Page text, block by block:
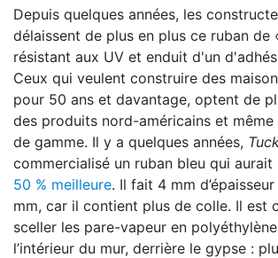
Depuis quelques années, les
délaissent de plus en plus ce ruban de
résistant aux UV et enduit d'un
Ceux qui veulent construire des
pour 50 ans et davantage, optent de
des produits nord-américains et même
de gamme. Il y a quelques années,
commercialisé un ruban bleu qui aurait
50 % meilleure. Il fait 4 mm
mm, car il contient plus de colle. Il est
sceller les pare-vapeur en
l’intérieur du mur, derrière le gypse :